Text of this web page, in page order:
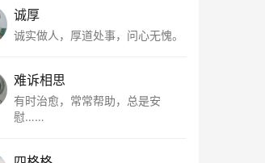
诚厚
诚实做人，厚道处事，问心无愧。
难诉相思
有时治愈，常常帮助，总是安
慰……